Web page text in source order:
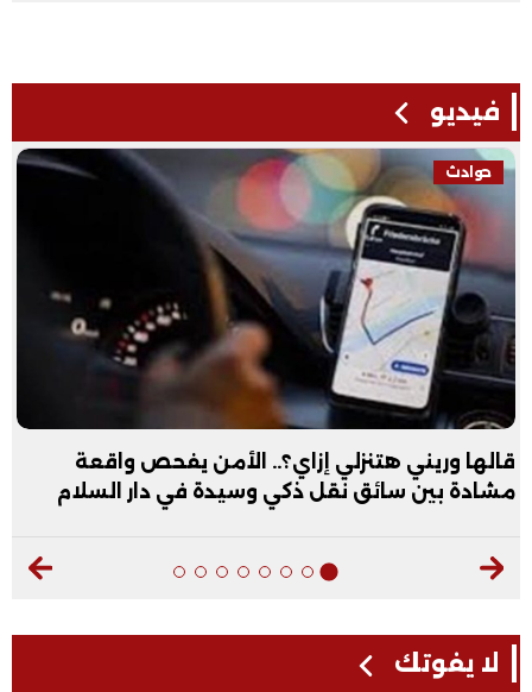
فيديو
حوادث
قالها وريني هتنزلي إزاي؟.. الأمن يفحص واقعة
مشادة بين سائق نقل ذكي وسيدة في دار السلام
لا يفوتك